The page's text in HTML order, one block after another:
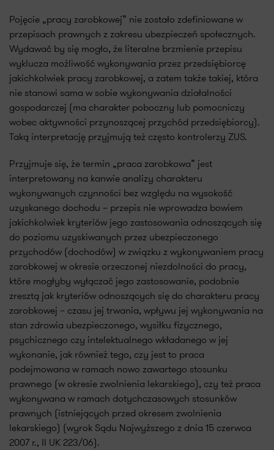
Pojęcie „pracy zarobkowej” nie zostało zdefiniowane w
przepisach prawnych z zakresu ubezpieczeń społecznych.
Wydawać by się mogło, że literalne brzmienie przepisu
wyklucza możliwość wykonywania przez przedsiębiorcę
jakichkolwiek pracy zarobkowej, a zatem także takiej, która
nie stanowi sama w sobie wykonywania działalności
gospodarczej (ma charakter poboczny lub pomocniczy
wobec aktywności przynoszącej przychód przedsiębiorcy).
Taką interpretację przyjmują też często kontrolerzy ZUS.
Przyjmuje się, że termin „praca zarobkowa” jest
interpretowany na kanwie analizy charakteru
wykonywanych czynności bez względu na wysokość
uzyskanego dochodu – przepis nie wprowadza bowiem
jakichkolwiek kryteriów jego zastosowania odnoszących się
do poziomu uzyskiwanych przez ubezpieczonego
przychodów (dochodów) w związku z wykonywaniem pracy
zarobkowej w okresie orzeczonej niezdolności do pracy,
które mogłyby wyłączać jego zastosowanie, podobnie
zresztą jak kryteriów odnoszących się do charakteru pracy
zarobkowej – czasu jej trwania, wpływu jej wykonywania na
stan zdrowia ubezpieczonego, wysiłku fizycznego,
psychicznego czy intelektualnego wkładanego w jej
wykonanie, jak również tego, czy jest to praca
podejmowana w ramach nowo zawartego stosunku
prawnego (w okresie zwolnienia lekarskiego), czy też praca
wykonywana w ramach dotychczasowych stosunków
prawnych (istniejących przed okresem zwolnienia
lekarskiego) (wyrok Sądu Najwyższego z dnia 15 czerwca
2007 r., II UK 223/06).